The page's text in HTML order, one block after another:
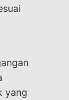
yang